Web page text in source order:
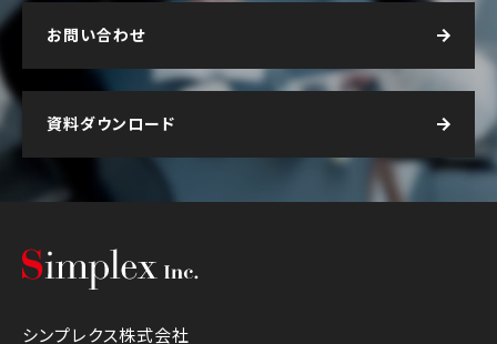
お問い合わせ
資料ダウンロード
シンプレクス株式会社